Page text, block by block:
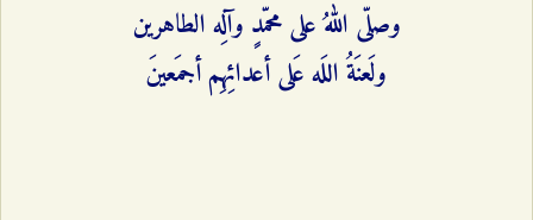
وصلّى اللهُ على محمّدٍ وآلِه الطاهرين
ولَعنَةُ اللَه عَلى أعدائِهِم أجمَعينَ